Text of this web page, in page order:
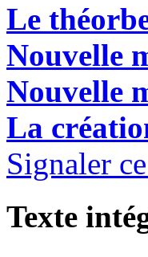
Le
Nouvelle
Nouvelle
La
Signaler
Texte